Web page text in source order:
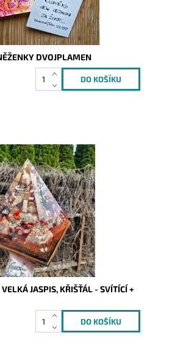
DVOJPLAMEN
JASPIS, KŘIŠŤÁL - SVÍTÍCÍ +